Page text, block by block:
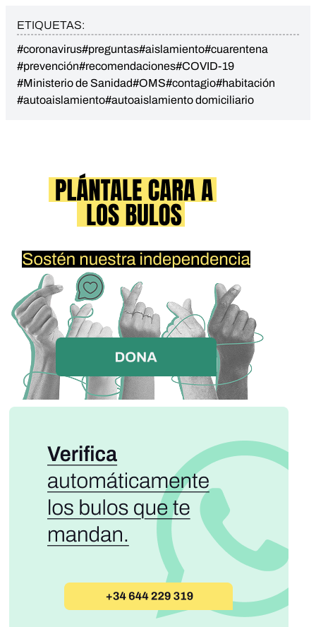
ETIQUETAS:
#coronavirus#preguntas#aislamiento#cuarentena
#prevención#recomendaciones#COVID-19
#Ministerio de Sanidad#OMS#contagio#habitación
#autoaislamiento#autoaislamiento domiciliario